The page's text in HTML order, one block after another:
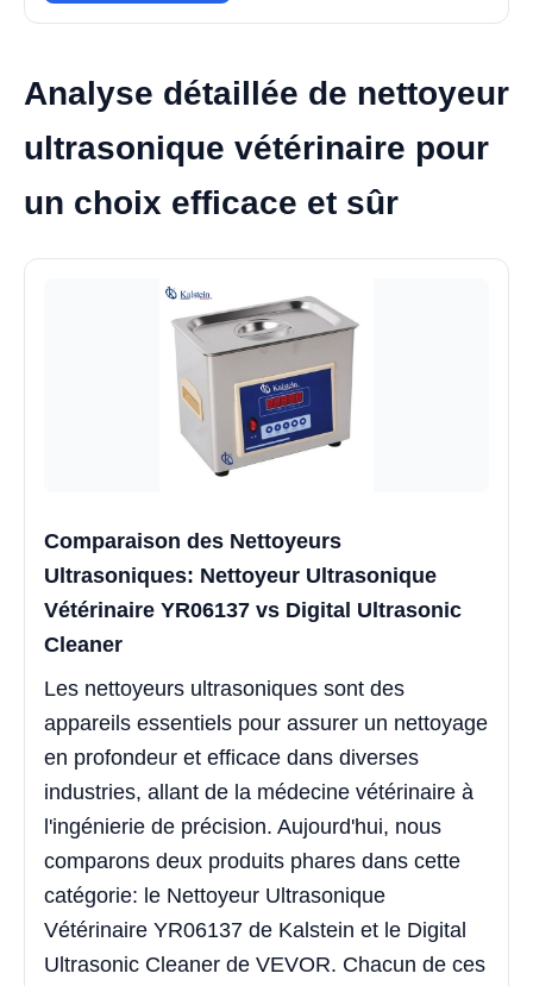
Analyse détaillée de nettoyeur
ultrasonique vétérinaire pour
un choix efficace et sûr
Comparaison des Nettoyeurs
Ultrasoniques: Nettoyeur Ultrasonique
Vétérinaire YR06137 vs Digital Ultrasonic
Cleaner
Les nettoyeurs ultrasoniques sont des
appareils essentiels pour assurer un nettoyage
en profondeur et efficace dans diverses
industries, allant de la médecine vétérinaire à
l'ingénierie de précision. Aujourd'hui, nous
comparons deux produits phares dans cette
catégorie: le Nettoyeur Ultrasonique
Vétérinaire YR06137 de Kalstein et le Digital
Ultrasonic Cleaner de VEVOR. Chacun de ces